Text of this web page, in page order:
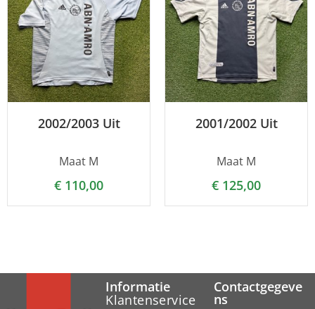
2002/2003 Uit
Maat M
€ 110,00
2001/2002 Uit
Maat M
€ 125,00
Informatie
Klantenservice
Contactgegeve
ns